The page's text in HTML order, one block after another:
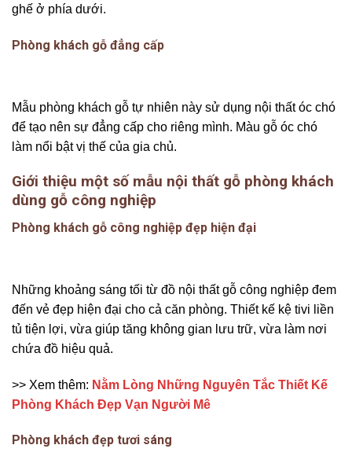
ghế ở phía dưới.
Phòng khách gỗ đẳng cấp
Mẫu phòng khách gỗ tự nhiên này sử dụng nội thất óc chó
để tạo nên sự đẳng cấp cho riêng mình. Màu gỗ óc chó
làm nổi bật vị thế của gia chủ.
Giới thiệu một số mẫu nội thất gỗ phòng khách
dùng gỗ công nghiệp
Phòng khách gỗ công nghiệp đẹp hiện đại
Những khoảng sáng tối từ đồ nội thất gỗ công nghiệp đem
đến vẻ đẹp hiện đại cho cả căn phòng. Thiết kế kệ tivi liền
tủ tiện lợi, vừa giúp tăng không gian lưu trữ, vừa làm nơi
chứa đồ hiệu quả.
>> Xem thêm: Nằm Lòng Những Nguyên Tắc Thiết Kế
Phòng Khách Đẹp Vạn Người Mê
Phòng khách đẹp tươi sáng